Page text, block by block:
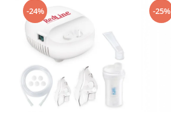
-24% -25%